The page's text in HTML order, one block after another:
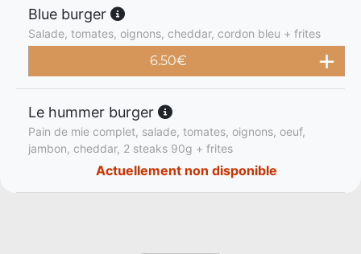
Blue burger
Salade, tomates, oignons, cheddar, cordon bleu + frites
6.50€
Le hummer burger
Pain de mie complet, salade, tomates, oignons, oeuf,
jambon, cheddar, 2 steaks 90g + frites
Actuellement non disponible